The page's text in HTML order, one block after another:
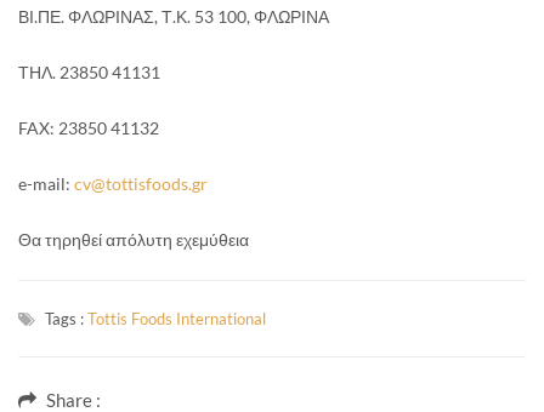
ΒΙ.ΠΕ. ΦΛΩΡΙΝΑΣ, Τ.Κ. 53 100, ΦΛΩΡΙΝΑ
ΤΗΛ. 23850 41131
FAX: 23850 41132
e-mail: cv@tottisfoods.gr
Θα τηρηθεί απόλυτη εχεμύθεια
Tags :Tottis Foods International
Share :